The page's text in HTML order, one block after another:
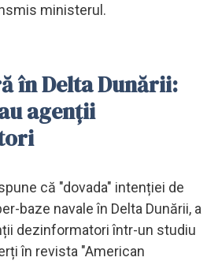
ministerul.
în Delta Dunării:
agenții
că "dovada" intenției de
baze navale în Delta Dunării, a
dezinformatori într-un studiu
în revista "American